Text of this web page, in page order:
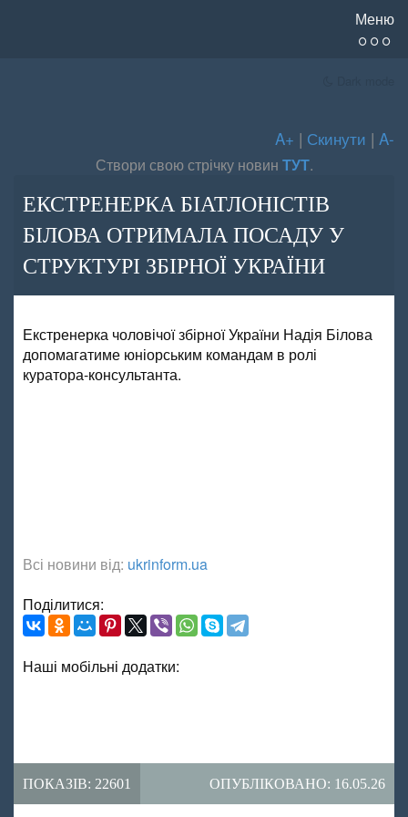
Меню
A+ | Скинути | A-
Створи свою стрічку новин ТУТ.
ЕКСТРЕНЕРКА БІАТЛОНІСТІВ
БІЛОВА ОТРИМАЛА ПОСАДУ У
СТРУКТУРІ ЗБІРНОЇ УКРАЇНИ
Екстренерка чоловічої збірної України Надія Білова
допомагатиме юніорським командам в ролі
куратора-консультанта.
Всі новини від: ukrinform.ua
Поділитися:
Наші мобільні додатки:
ПОКАЗІВ: 22601 ОПУБЛІКОВАНО: 16.05.26